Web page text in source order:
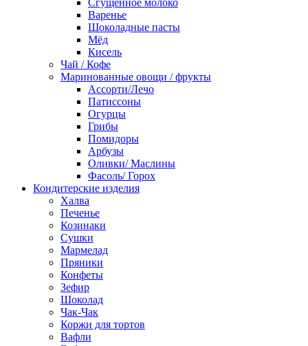
Сгущённое молоко
Варенье
Шоколадные пасты
Мёд
Кисель
Чай / Кофе
Маринованные овощи / фрукты
Ассорти/Лечо
Патиссоны
Огурцы
Грибы
Помидоры
Арбузы
Оливки/ Маслины
Фасоль/ Горох
Кондитерские изделия
Халва
Печенье
Козинаки
Сушки
Мармелад
Пряники
Конфеты
Зефир
Шоколад
Чак-Чак
Коржи для тортов
Вафли